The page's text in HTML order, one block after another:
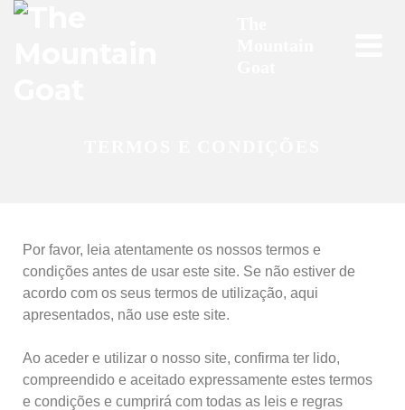
Por favor, leia atentamente os nossos termos e
condições antes de usar este site. Se não estiver de
acordo com os seus termos de utilização, aqui
apresentados, não use este site.
Ao aceder e utilizar o nosso site, confirma ter lido,
compreendido e aceitado expressamente estes termos
e condições e cumprirá com todas as leis e regras